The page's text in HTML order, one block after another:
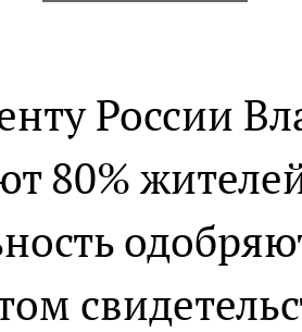
России
80%